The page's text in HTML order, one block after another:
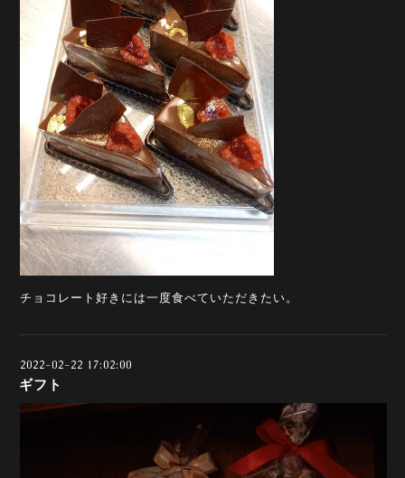
チョコレート好きには一度食べていただきたい。
2022-02-22 17:02:00
ギフト